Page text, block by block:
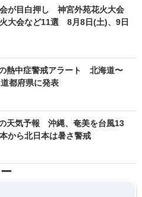
が目白押し 神宮外苑花火大会
大会など11選 8月8日(土)、9日
熱中症警戒アラート 北海道〜
都府県に発表
天気予報 沖縄、奄美を台風13
から北日本は暑さ警戒